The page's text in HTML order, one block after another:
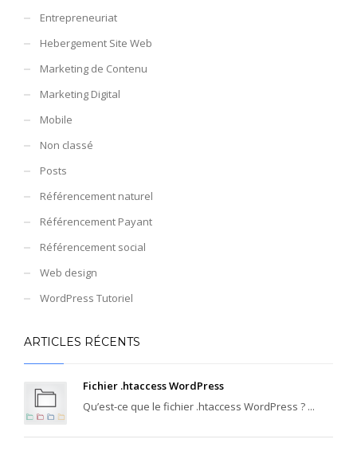
Entrepreneuriat
Hebergement Site Web
Marketing de Contenu
Marketing Digital
Mobile
Non classé
Posts
Référencement naturel
Référencement Payant
Référencement social
Web design
WordPress Tutoriel
ARTICLES RÉCENTS
Fichier .htaccess WordPress
Qu’est-ce que le fichier .htaccess WordPress ? ...